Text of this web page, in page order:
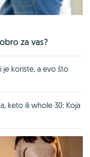
za vas?
je koriste, a evo što
keto ili whole 30: Koja